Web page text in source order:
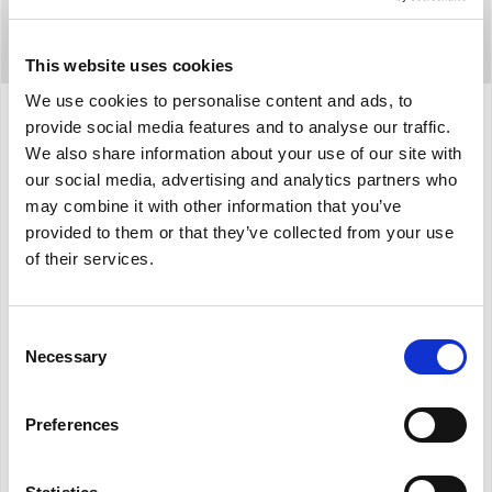
This website uses cookies
We use cookies to personalise content and ads, to
provide social media features and to analyse our traffic.
We also share information about your use of our site with
our social media, advertising and analytics partners who
may combine it with other information that you’ve
provided to them or that they’ve collected from your use
of their services.
Selection
Necessary
Preferences
Προδιαγραφές
Διατίθεται σεδύο μοντέλα:
1)ΧΕΙΡΙΣΤΗΡΙΟ TR (Touch Remote):
τηλεχειριστήριο που περιλαμβάνεται στον
Μέσω της επιλογής ορισμένων πλήκτρων που